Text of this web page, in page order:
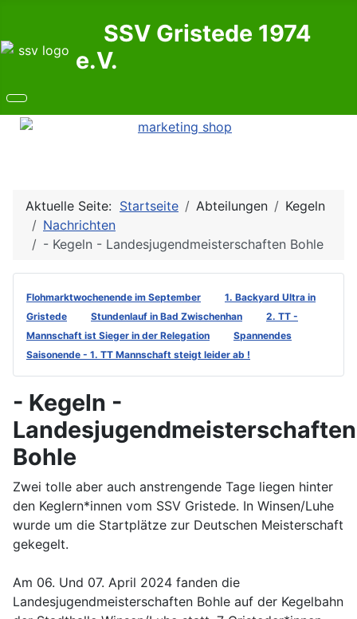
SSV Gristede 1974
e.V.
Aktuelle Seite: Startseite Abteilungen
Kegeln
Nachrichten
- Kegeln - Landesjugendmeisterschaften Bohle
Flohmarktwochenende im September
1. Backyard Ultra in
Gristede
Stundenlauf in Bad Zwischenhan
2. TT -
Mannschaft ist Sieger in der Relegation
Spannendes
Saisonende - 1. TT Mannschaft steigt leider ab !
- Kegeln -
Landesjugendmeisterschaften
Bohle
Zwei tolle aber auch anstrengende Tage liegen hinter
den Keglern*innen vom SSV Gristede. In Winsen/Luhe
wurde um die Startplätze zur Deutschen Meisterschaft
gekegelt.
Am 06. Und 07. April 2024 fanden die
Landesjugendmeisterschaften Bohle auf der Kegelbahn